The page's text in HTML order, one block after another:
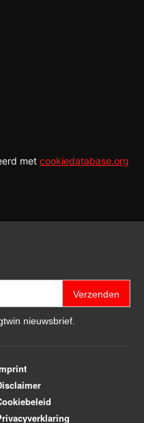
met cookiedatabase.org
Verzenden
nieuwsbrief.